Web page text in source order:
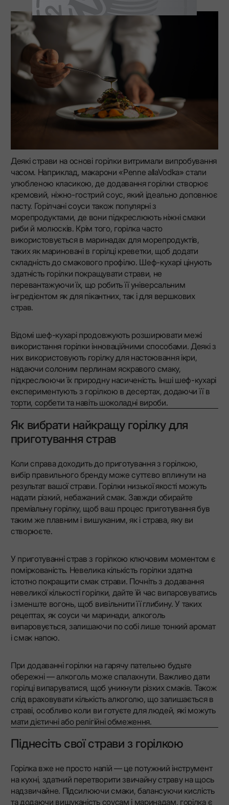
Деякі страви на основі горілки витримали випробування
часом. Наприклад, макарони «Penne allaVodka» стали
улюбленою класикою, де додавання горілки створює
кремовий, ніжно-гострий соус, який ідеально доповнює
пасту. Горілчані соуси також популярні з
морепродуктами, де вони підкреслюють ніжні смаки
риби й молюсків. Крім того, горілка часто
використовується в маринадах для морепродуктів,
таких як мариновані в горілці креветки, щоб додати
складність до смакового профілю. Шеф-кухарі цінують
здатність горілки покращувати страви, не
перевантажуючи їх, що робить її універсальним
інгредієнтом як для пікантних, так і для вершкових
страв.
Відомі шеф-кухарі продовжують розширювати межі
використання горілки інноваційними способами. Деякі з
них використовують горілку для настоювання ікри,
надаючи солоним перлинам яскравого смаку,
підкреслюючи їх природну насиченість. Інші шеф-кухарі
експериментують з горілкою в десертах, додаючи її в
торти, сорбети та навіть шоколадні вироби.
Як вибрати найкращу горілку для
приготування страв
Коли справа доходить до приготування з горілкою,
вибір правильного бренду може суттєво вплинути на
результат вашої страви. Горілки низької якості можуть
надати різкий, небажаний смак. Завжди обирайте
преміальну горілку, щоб ваш процес приготування був
таким же плавним і вишуканим, як і страва, яку ви
створюєте.
У приготуванні страв з горілкою ключовим моментом є
поміркованість. Невелика кількість горілки здатна
істотно покращити смак страви. Почніть з додавання
невеликої кількості горілки, дайте їй час випаровуватись
і зменште вогонь, щоб вивільнити її глибину. У таких
рецептах, як соуси чи маринади, алкоголь
випаровується, залишаючи по собі лише тонкий аромат
і смак напою.
При додаванні горілки на гарячу пательню будьте
обережні — алкоголь може спалахнути. Важливо дати
горілці випаруватися, щоб уникнути різких смаків. Також
слід враховувати кількість алкоголю, що залишається в
страві, особливо коли ви готуєте для людей, які можуть
мати дієтичні або релігійні обмеження.
Піднесіть свої страви з горілкою
Горілка вже не просто напій — це потужний інструмент
на кухні, здатний перетворити звичайну страву на щось
надзвичайне. Підсилюючи смаки, балансуючи кислість
та додаючи вишуканість соусам і маринадам, горілка є